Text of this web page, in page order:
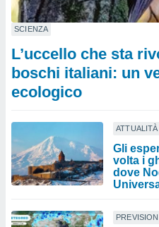
SCIENZA
L’uccello che sta
boschi italiani: un
ecologico
ATTUALITÀ
Gli
volta i
dove